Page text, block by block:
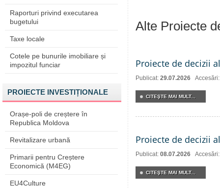
Raporturi privind executarea
bugetului
Taxe locale
Cotele pe bunurile imobiliare și
impozitul funciar
PROIECTE INVESTIȚIONALE
Orașe-poli de creștere în
Republica Moldova
Revitalizare urbană
Primarii pentru Creștere
Economică (M4EG)
EU4Culture
Alte Proiecte
Proiecte de decizii
Publicat: 29.07.2026
CITEŞTE MAI MULT...
Proiecte de decizii
Publicat: 08.07.2026
CITEŞTE MAI MULT...